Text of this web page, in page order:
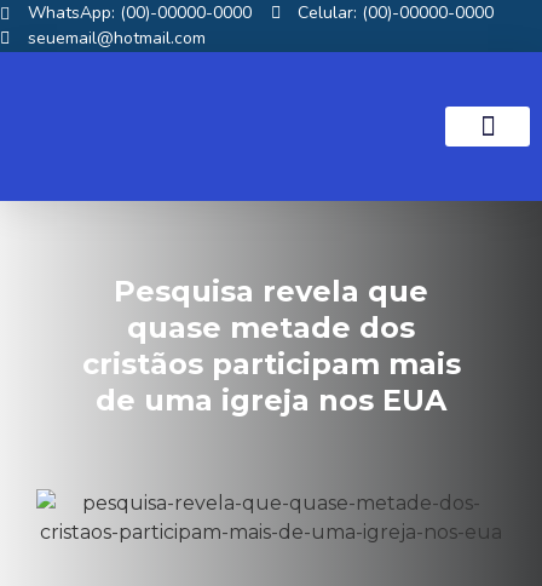
WhatsApp: (00)-00000-0000
Celular: (00)-00000-0000
seuemail@hotmail.com
Pesquisa revela que
quase metade dos
cristãos participam mais
de uma igreja nos EUA